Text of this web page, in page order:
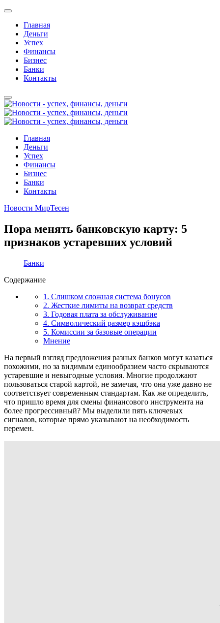
Главная
Деньги
Успех
Финансы
Бизнес
Банки
Контакты
Главная
Деньги
Успех
Финансы
Бизнес
Банки
Контакты
Новости МирТесен
Пора менять банковскую карту: 5
признаков устаревших условий
Банки
Содержание
1. Слишком сложная система бонусов
2. Жесткие лимиты на возврат средств
3. Годовая плата за обслуживание
4. Символический размер кэшбэка
5. Комиссии за базовые операции
Мнение
На первый взгляд предложения разных банков могут казаться
похожими, но за видимым единообразием часто скрываются
устаревшие и невыгодные условия. Многие продолжают
пользоваться старой картой, не замечая, что она уже давно не
соответствует современным стандартам. Как же определить,
что пришло время для смены финансового инструмента на
более прогрессивный? Мы выделили пять ключевых
сигналов, которые прямо указывают на необходимость
перемен.